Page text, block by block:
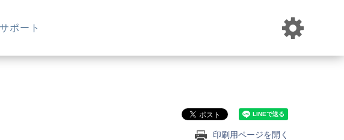
サポート
印刷用ページを開く